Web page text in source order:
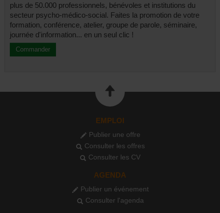
plus de 50.000 professionnels, bénévoles et institutions du
secteur psycho-médico-social. Faites la promotion de votre
formation, conférence, atelier, groupe de parole, séminaire,
journée d'information... en un seul clic !
Commander
EMPLOI
Publier une offre
Consulter les offres
Consulter les CV
AGENDA
Publier un événement
Consulter l'agenda